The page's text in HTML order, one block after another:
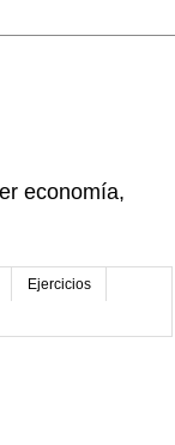
economía,
Ejercicios